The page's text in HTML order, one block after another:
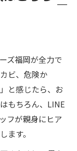
ズ福岡が全力で
ビ、危険か
と感じたら、お
もちろん、LINE
フが親身にヒア
ます。